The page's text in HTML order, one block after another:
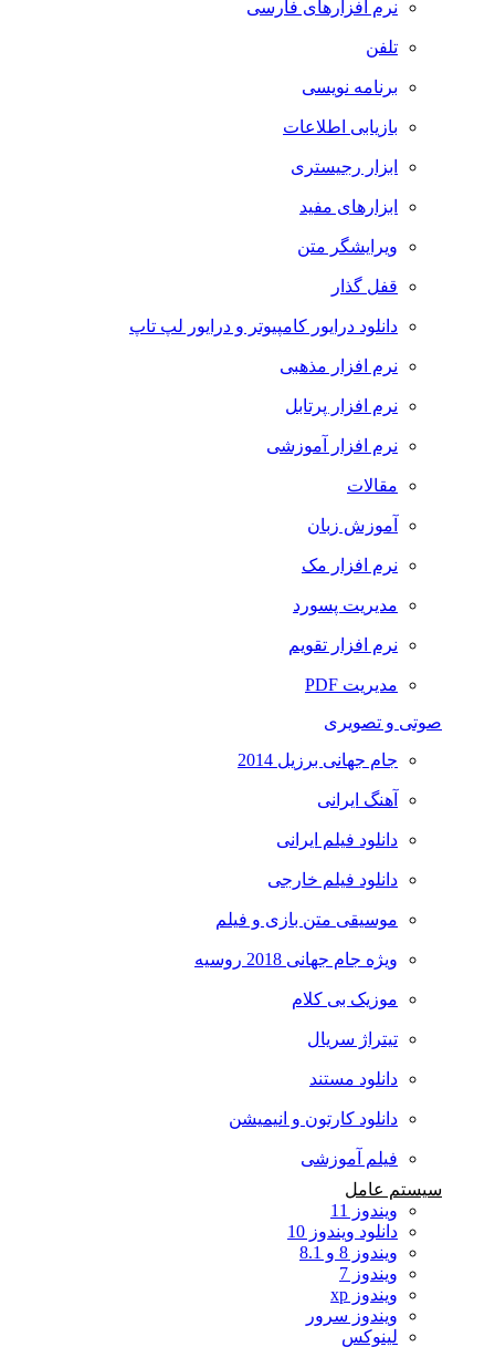
نرم افزارهای فارسی
تلفن
برنامه نویسی
بازیابی اطلاعات
ابزار رجیستری
ابزارهای مفید
ویرایشگر متن
قفل گذار
دانلود درایور کامپیوتر و درایور لپ تاپ
نرم افزار مذهبی
نرم افزار پرتابل
نرم افزار آموزشی
مقالات
آموزش زبان
نرم افزار مک
مدیریت پسورد
نرم افزار تقویم
مدیریت PDF
صوتی و تصویری
جام جهانی برزیل 2014
آهنگ ایرانی
دانلود فیلم ایرانی
دانلود فیلم خارجی
موسیقی متن بازی و فیلم
ویژه جام جهانی 2018 روسیه
موزیک بی کلام
تیتراژ سریال
دانلود مستند
دانلود کارتون و انیمیشن
فیلم آموزشی
سیستم عامل
ویندوز 11
دانلود ویندوز 10
ویندوز 8 و 8.1
ویندوز 7
ویندوز xp
ویندوز سرور
لینوکس